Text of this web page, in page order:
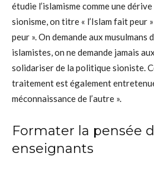
étudie l’islamisme comme une
sionisme, on titre « l’Islam fait peur
peur ». On demande aux musulmans
islamistes, on ne demande jamais
solidariser de la politique sioniste.
traitement est également
méconnaissance de l’autre ».
Formater la pensée
enseignants